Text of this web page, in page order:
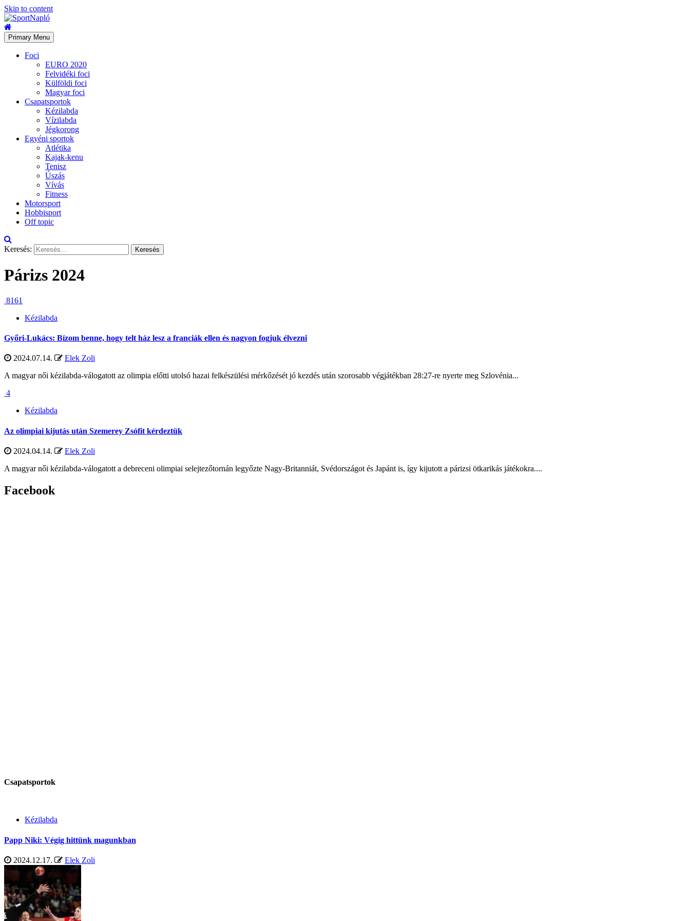
Skip to content
Primary Menu
Foci
EURO 2020
Felvidéki foci
Külföldi foci
Magyar foci
Csapatsportok
Kézilabda
Vízilabda
Jégkorong
Egyéni sportok
Atlétika
Kajak-kenu
Tenisz
Úszás
Vívás
Fitness
Motorsport
Hobbisport
Off topic
Keresés:
Párizs 2024
8161
Kézilabda
Győri-Lukács: Bízom benne, hogy telt ház lesz a franciák ellen és nagyon fogjuk élvezni
2024.07.14.
Elek Zoli
A magyar női kézilabda-válogatott az olimpia előtti utolsó hazai felkészülési mérkőzését jó kezdés után szorosabb végjátékban 28:27-re nyerte meg Szlovénia...
4
Kézilabda
Az olimpiai kijutás után Szemerey Zsófit kérdeztük
2024.04.14.
Elek Zoli
A magyar női kézilabda-válogatott a debreceni olimpiai selejtezőtornán legyőzte Nagy-Britanniát, Svédországot és Japánt is, így kijutott a párizsi ötkarikás játékokra....
Facebook
Csapatsportok
Kézilabda
Papp Niki: Végig hittünk magunkban
2024.12.17. Elek Zoli